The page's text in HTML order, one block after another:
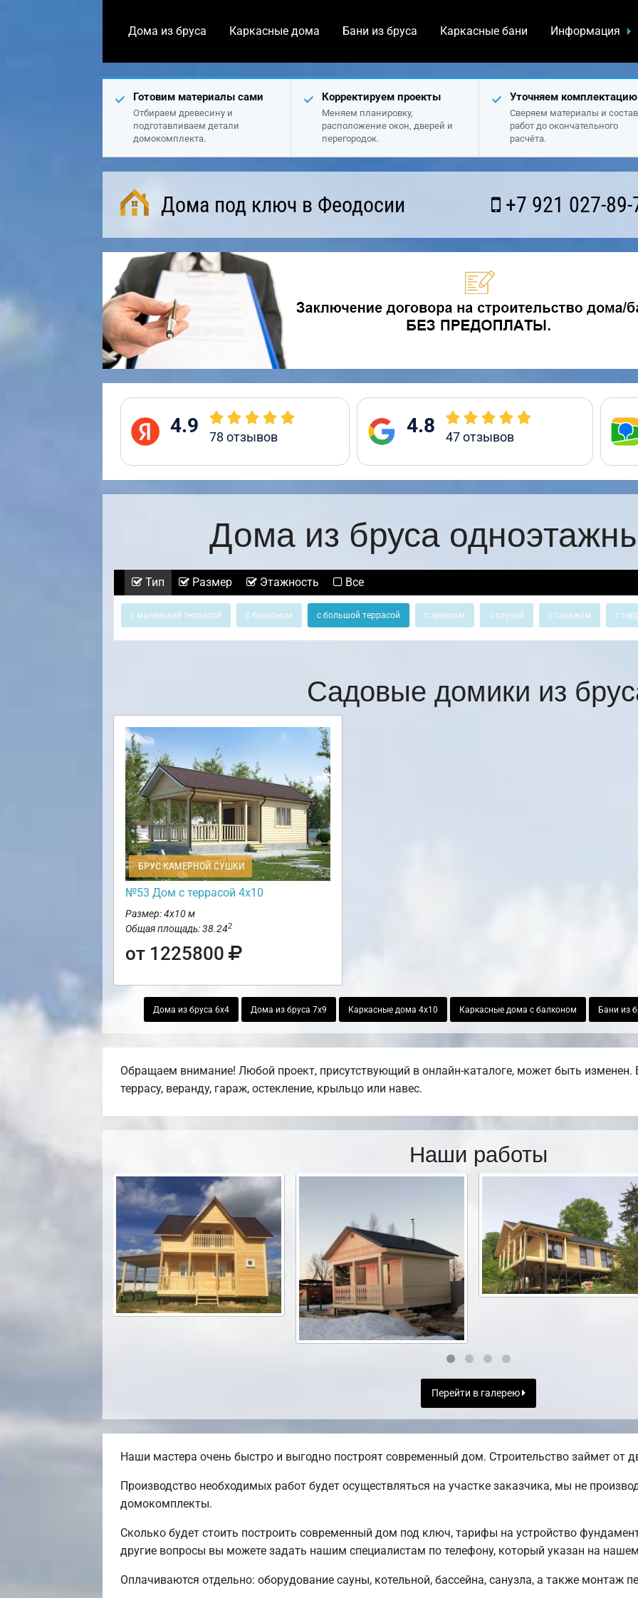
Дома из бруса Каркасные дома Бани из бруса Каркасные бани Информация
Готовим материалы сами
Отбираем древесину и
подготавливаем детали
домокомплекта.
Корректируем проекты
Меняем планировку,
расположение окон, дверей и
перегородок.
Уточняем комплектацию
Сверяем материалы и состав
работ до окончательного
расчёта.
Дома под ключ в Феодосии +7 921 027-89-
4.9 78 отзывов 4.8 47отзывов
Дома из бруса
Тип Размер Этажность Все
с маленькой террасой с балконом с большой террасой с эркером с сауной с гаражом с
Садовые домики из
БРУС КАМЕРНОЙ СУШКИ
№53 Дом с террасой 4х10
Размер: 4х10 м
Общая площадь: 38.242
от 1225800
Дома из бруса 6х4 Дома из бруса 7х9 Каркасные дома 4х10 Каркасные дома с балконом Бани из
Обращаем внимание! Любой проект, присутствующий в онлайн-каталоге, может быть
террасу, веранду, гараж, остекление, крыльцо или навес.
Наши работы
Перейти в галерею
Наши мастера очень быстро и выгодно построят современный дом. Строительство займет от
Производство необходимых работ будет осуществляться на участке заказчика, мы не
домокомплекты.
Сколько будет стоить построить современный дом под ключ, тарифы на устройство
другие вопросы вы можете задать нашим специалистам по телефону, который указан на
Оплачиваются отдельно: оборудование сауны, котельной, бассейна, санузла, а также монтаж